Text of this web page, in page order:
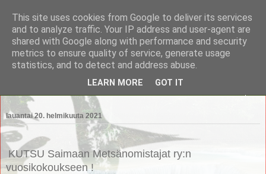
Saimaan Metsänomistajat
Saimaan Metsänomistajat
lauantai 20. helmikuuta 2021
KUTSU Saimaan Metsänomistajat ry:n
vuosikokoukseen !
This site uses cookies from Google to deliver its services
and to analyze traffic. Your IP address and user-agent are
shared with Google along with performance and security
metrics to ensure quality of service, generate usage
statistics, and to detect and address abuse.
LEARN MORE GOT IT